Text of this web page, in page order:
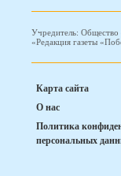
Учредитель: Общество
«Редакция газеты
Карта сайта
О нас
Политика
персональных